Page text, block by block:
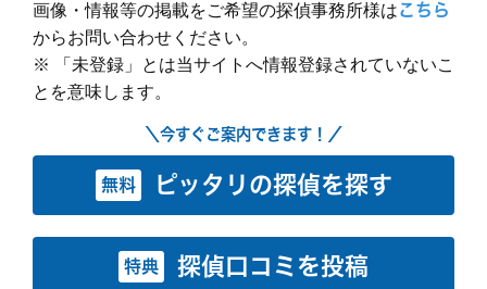
画像・情報等の掲載をご希望の探偵事務所様はこちら
からお問い合わせください。
※ 「未登録」とは当サイトへ情報登録されていないこ
とを意味します。
＼今すぐご案内できます！／
無料 ピッタリの探偵を探す
特典 探偵口コミを投稿